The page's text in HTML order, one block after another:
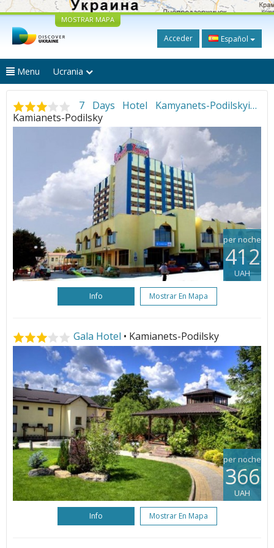
MOSTRAR MAPA
Acceder Español
Menu Ucrania
7 Days Hotel Kamyanets-Podilskyi
Kamianets-Podilsky
per noche
412
UAH
Info Mostrar En Mapa
Gala Hotel • Kamianets-Podilsky
per noche
366
UAH
Info Mostrar En Mapa